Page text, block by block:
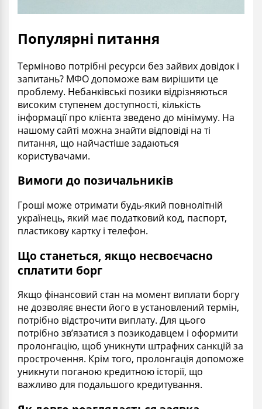
Популярні питання
Терміново потрібні ресурси без зайвих довідок і
запитань? МФО допоможе вам вирішити це
проблему. Небанківські позики відрізняються
високим ступенем доступності, кількість
інформації про клієнта зведено до мінімуму. На
нашому сайті можна знайти відповіді на ті
питання, що найчастіше задаються
користувачами.
Вимоги до позичальників
Гроші може отримати будь-який повнолітній
українець, який має податковий код, паспорт,
пластикову картку і телефон.
Що станеться, якщо несвоєчасно
сплатити борг
Якщо фінансовий стан на момент виплати боргу
не дозволяє внести його в установлений термін,
потрібно відстрочити виплату. Для цього
потрібно зв’язатися з позикодавцем і оформити
пролонгацію, щоб уникнути штрафних санкцій за
прострочення. Крім того, пролонгація допоможе
уникнути поганою кредитною історії, що
важливо для подальшого кредитування.